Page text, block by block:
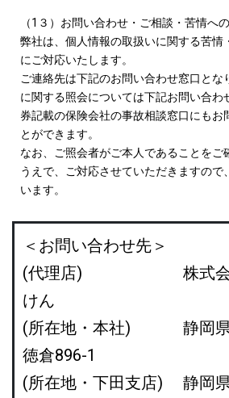
（1３）お問い合わせ・ご相談・苦情へ
弊社は、個人情報の取扱いに関する苦情
にご対応いたします。
ご連絡先は下記のお問い合わせ窓口とな
に関する照会については下記お問い合わ
券記載の保険会社の事故相談窓口にもお
とができます。
なお、ご照会者がご本人であることをご
うえで、ご対応させていただきますので
います。
＜お問い合わせ先＞
(代理店) 株式会社
けん
(所在地・本社) 静岡県
徳倉896-1
(所在地・下田支店) 静岡